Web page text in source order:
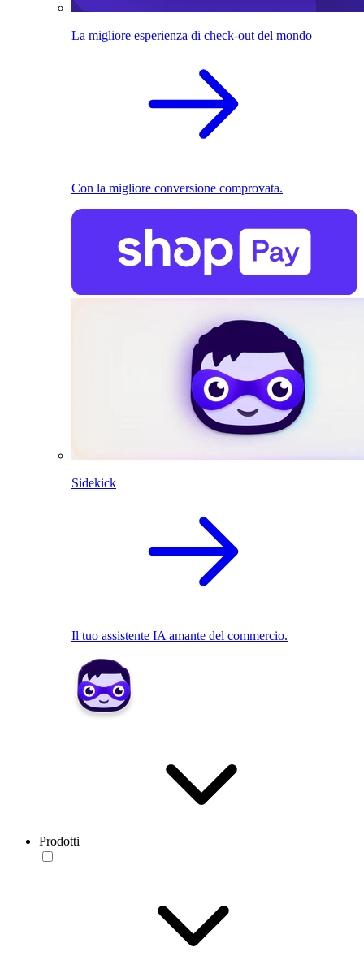
La migliore esperienza di check-out del mondo
Con la migliore conversione comprovata.
Sidekick
Il tuo assistente IA amante del commercio.
Prodotti